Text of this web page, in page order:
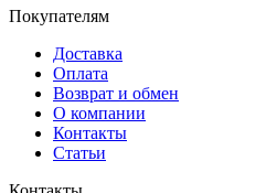
Покупателям
Доставка
Оплата
Возврат и обмен
О компании
Контакты
Статьи